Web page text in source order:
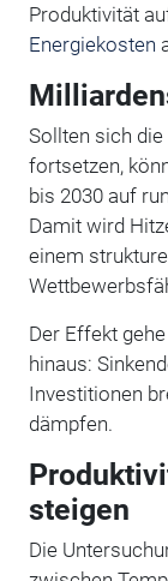
Produktivität
Energiekosten
Sollten sich
fortsetzen,
bis 2030 auf
Damit wird
einem
Der Effekt
hinaus:
Investitionen
dämpfen.
steigen
Die